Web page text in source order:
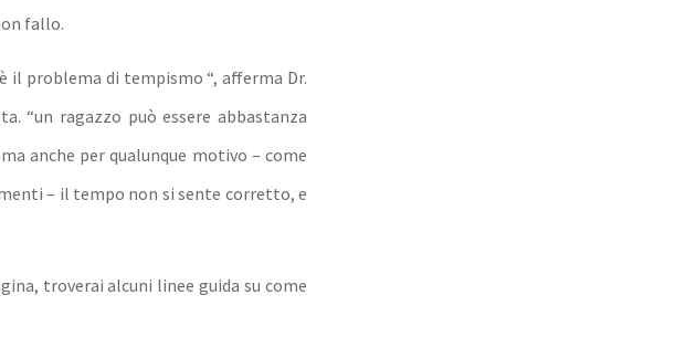
fallo.
il problema di tempismo “, afferma Dr.
“un ragazzo può essere abbastanza
anche per qualunque motivo – come
– il tempo non si sente corretto, e
troverai alcuni linee guida su come